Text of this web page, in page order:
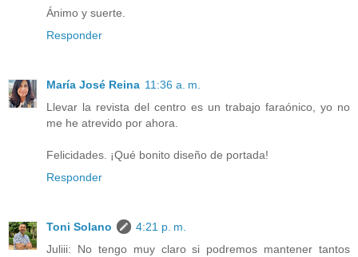
Ánimo y suerte.
Responder
María José Reina 11:36 a. m.
Llevar la revista del centro es un trabajo faraónico, yo no
me he atrevido por ahora.
Felicidades. ¡Qué bonito diseño de portada!
Responder
Toni Solano
4:21 p. m.
Juliii: No tengo muy claro si podremos mantener tantos